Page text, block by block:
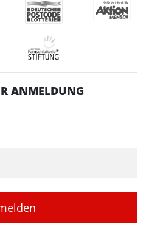
ANMELDUNG